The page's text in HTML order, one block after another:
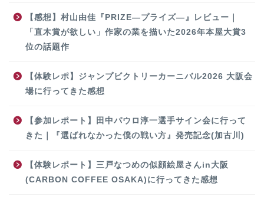
【感想】村山由佳『PRIZE―プライズ―』レビュー｜
「直木賞が欲しい」作家の業を描いた2026年本屋大賞3
位の話題作
【体験レポ】ジャンプビクトリーカーニバル2026 大阪会
場に行ってきた感想
【参加レポート】田中パウロ淳一選手サイン会に行って
きた｜『選ばれなかった僕の戦い方』発売記念(加古川)
【体験レポート】三戸なつめの似顔絵屋さんin大阪
(CARBON COFFEE OSAKA)に行ってきた感想